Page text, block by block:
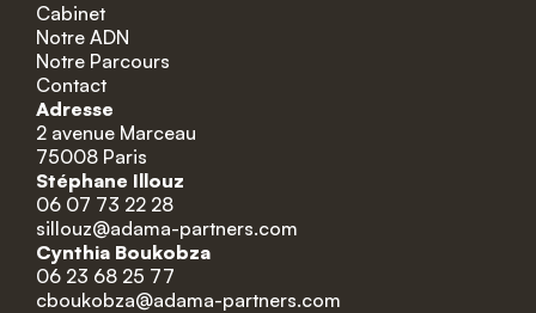
Adresse
2 avenue Marceau
75008 Paris
Stéphane Illouz
06 07 73 22 28
sillouz@adama-partners.com
Cynthia Boukobza
06 23 68 25 77
cboukobza@adama-partners.com
Cabinet
Notre ADN
Notre Parcours
Contact